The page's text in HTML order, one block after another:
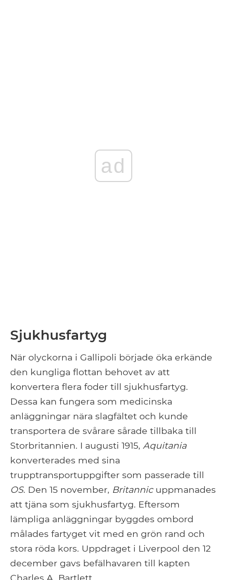
ad
Sjukhusfartyg
När olyckorna i Gallipoli började öka erkände
den kungliga flottan behovet av att
konvertera flera foder till sjukhusfartyg.
Dessa kan fungera som medicinska
anläggningar nära slagfältet och kunde
transportera de svårare sårade tillbaka till
Storbritannien. I augusti 1915, Aquitania
konverterades med sina
trupptransportuppgifter som passerade till
OS. Den 15 november, Britannicuppmanades
att tjäna som sjukhusfartyg. Eftersom
lämpliga anläggningar byggdes ombord
målades fartyget vit med en grön rand och
stora röda kors. Uppdraget i Liverpool den 12
december gavs befälhavaren till kapten